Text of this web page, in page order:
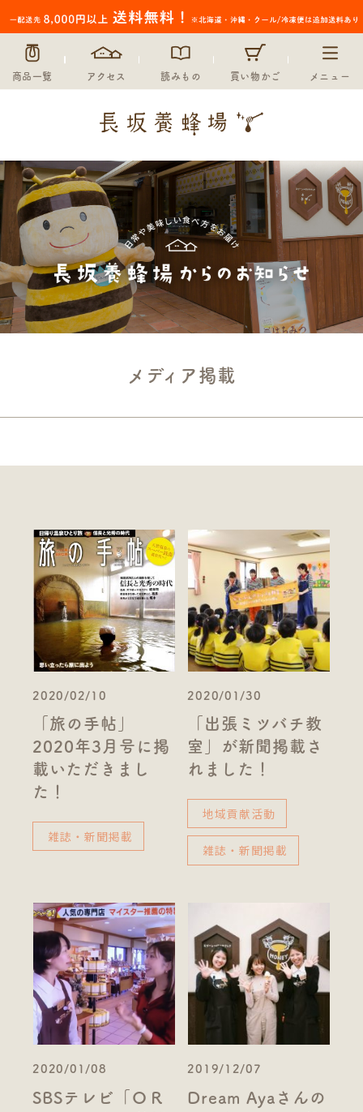
商品一覧 アクセス 読みもの 買い物かご メニュー
メディア掲載
2020/02/10
「旅の手帖」
2020年3月号に掲
載いただきまし
た！
雑誌・新聞掲載
2020/01/30
「出張ミツバチ教
室」が新聞掲載さ
れました！
地域貢献活動
雑誌・新聞掲載
2020/01/08
SBSテレビ「ＯＲ
2019/12/07
Dream Ayaさんの